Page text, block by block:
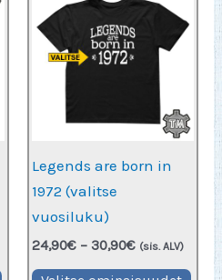
muunnelma.
tehdä
valinnat
tuotteen
sivulla.
Tällä
Legends are born in
1972 (valitse
vuosiluku)
24,90€ – 30,90€Hintaluokka:
(sis. ALV)